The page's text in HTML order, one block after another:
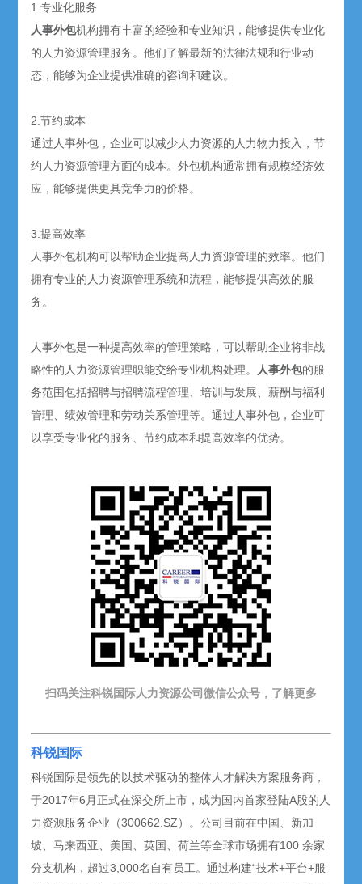
1.专业化服务
人事外包机构拥有丰富的经验和专业知识，能够提供专业化
的人力资源管理服务。他们了解最新的法律法规和行业动
态，能够为企业提供准确的咨询和建议。
2.节约成本
通过人事外包，企业可以减少人力资源的人力物力投入，节
约人力资源管理方面的成本。外包机构通常拥有规模经济效
应，能够提供更具竞争力的价格。
3.提高效率
人事外包机构可以帮助企业提高人力资源管理的效率。他们
拥有专业的人力资源管理系统和流程，能够提供高效的服
务。
人事外包是一种提高效率的管理策略，可以帮助企业将非战
略性的人力资源管理职能交给专业机构处理。 人事外包的服
务范围包括招聘与招聘流程管理、培训与发展、薪酬与福利
管理、绩效管理和劳动关系管理等。通过人事外包，企业可
以享受专业化的服务、节约成本和提高效率的优势。
扫码关注科锐国际人力资源公司微信公众号，了解更多
科锐国际
科锐国际是领先的以技术驱动的整体人才解决方案服务商，
于2017年6月正式在深交所上市，成为国内首家登陆A股的人
力资源服务企业（300662.SZ）。公司目前在中国、新加
坡、马来西亚、美国、英国、荷兰等全球市场拥有100 余家
分支机构，超过3,000名自有员工。通过构建“技术+平台+服